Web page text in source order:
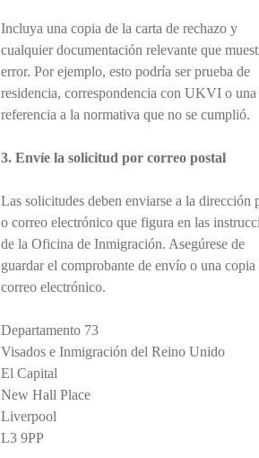
Incluya una copia de la carta de rechazo y
cualquier documentación relevante que
error. Por ejemplo, esto podría ser prueba de
residencia, correspondencia con UKVI o una
referencia a la normativa que no se cumplió.
3. Envíe la solicitud por correo postal
Las solicitudes deben enviarse a la dirección
o correo electrónico que figura en las
de la Oficina de Inmigración. Asegúrese de
guardar el comprobante de envío o una copia
correo electrónico.
Departamento 73
Visados e Inmigración del Reino Unido
El Capital
New Hall Place
Liverpool
L3 9PP